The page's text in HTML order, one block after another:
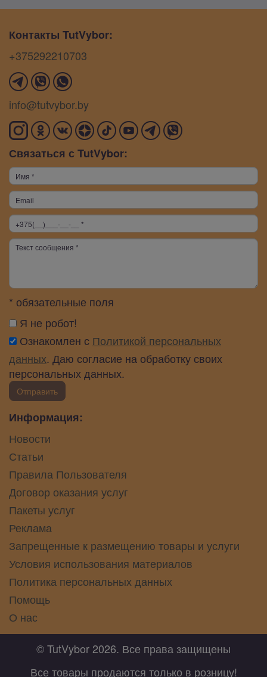
Контакты TutVybor:
+375292210703
info@tutvybor.by
Связаться с TutVybor:
* обязательные поля
Я не робот!
Ознакомлен с Политикой персональных
данных. Даю согласие на обработку своих
персональных данных.
Отправить
Информация:
Новости
Статьи
Правила Пользователя
Договор оказания услуг
Пакеты услуг
Реклама
Запрещенные к размещению товары и услуги
Условия использования материалов
Политика персональных данных
Помощь
О нас
© TutVybor 2026. Все права защищены
Все товары продаются только в розницу!